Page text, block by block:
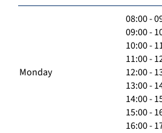
Monday
08:00 -
09:00 -
10:00 -
11:00 -
12:00 -
13:00 -
14:00 -
15:00 -
16:00 -